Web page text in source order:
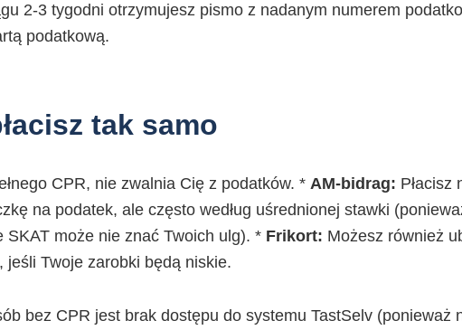
2-3 tygodni otrzymujesz pismo z nadanym numerem
podatkową.
tak samo
CPR, nie zwalnia Cię z podatków. * AM-bidrag: Płacisz
na podatek, ale często według uśrednionej stawki
SKAT może nie znać Twoich ulg). * Frikort: Możesz również
jeśli Twoje zarobki będą niskie.
bez CPR jest brak dostępu do systemu TastSelv (ponieważ